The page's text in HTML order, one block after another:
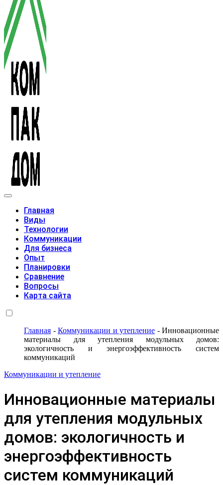
Главная
Виды
Технологии
Коммуникации
Для бизнеса
Опыт
Планировки
Сравнение
Вопросы
Карта сайта
Главная - Коммуникации и утепление - Инновационные
материалы для утепления модульных домов:
экологичность и энергоэффективность систем
коммуникаций
Коммуникации и утепление
Инновационные материалы
для утепления модульных
домов: экологичность и
энергоэффективность
систем коммуникаций